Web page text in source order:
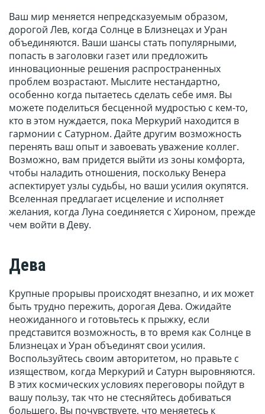
Ваш мир меняется непредсказуемым образом,
дорогой Лев, когда Солнце в Близнецах и Уран
объединяются. Ваши шансы стать популярными,
попасть в заголовки газет или предложить
инновационные решения распространенных
проблем возрастают. Мыслите нестандартно,
особенно когда пытаетесь сделать себе имя. Вы
можете поделиться бесценной мудростью с кем-то,
кто в этом нуждается, пока Меркурий находится в
гармонии с Сатурном. Дайте другим возможность
перенять ваш опыт и завоевать уважение коллег.
Возможно, вам придется выйти из зоны комфорта,
чтобы наладить отношения, поскольку Венера
аспектирует узлы судьбы, но ваши усилия окупятся.
Вселенная предлагает исцеление и исполняет
желания, когда Луна соединяется с Хироном, прежде
чем войти в Деву.
Дева
Крупные прорывы происходят внезапно, и их может
быть трудно пережить, дорогая Дева. Ожидайте
неожиданного и готовьтесь к прыжку, если
представится возможность, в то время как Солнце в
Близнецах и Уран объединят свои усилия.
Воспользуйтесь своим авторитетом, но правьте с
изяществом, когда Меркурий и Сатурн выровняются.
В этих космических условиях переговоры пойдут в
вашу пользу, так что не стесняйтесь добиваться
большего. Вы почувствуете, что меняетесь к